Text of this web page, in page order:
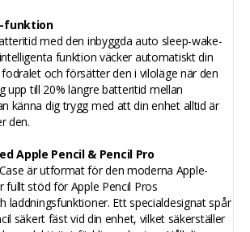
funktion
med den inbyggda auto sleep-wake-
funktion väcker automatiskt din
och försätter den i viloläge när den
upp till 20% längre batteritid mellan
känna dig trygg med att din enhet alltid är
den.
Apple Pencil & Pencil Pro
är utformat för den moderna Apple-
fullt stöd för Apple Pencil Pros
laddningsfunktioner. Ett specialdesignat spår
säkert fäst vid din enhet, vilket säkerställer